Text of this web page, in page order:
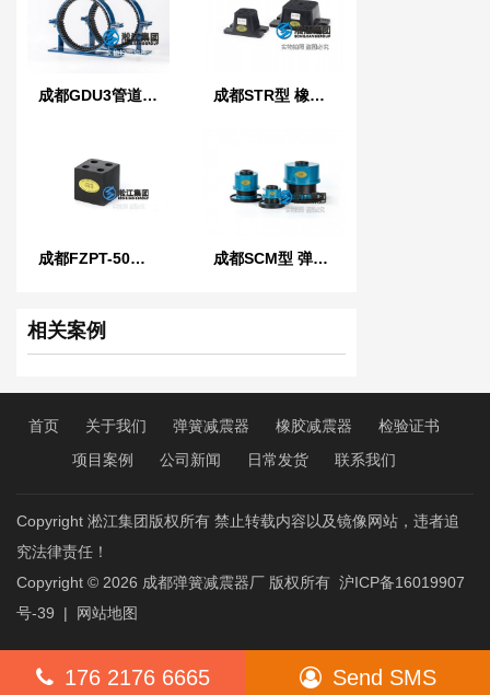
成都GDU3管道管夹橡胶减震器 成都STR型 橡胶减振器
成都FZPT-50型浮筑平台橡胶隔振隔声垫 成都SCM型 弹簧减振器
相关案例
首页 关于我们 弹簧减震器 橡胶减震器
检验证书
项目案例
公司新闻 日常发货 联系我们
Copyright 淞江集团版权所有 禁止转载内容以及镜像网站，违者追
究法律责任！
Copyright © 2026 成都弹簧减震器厂 版权所有 沪ICP备16019907
号-39 | 网站地图
176 2176 6665 Send SMS